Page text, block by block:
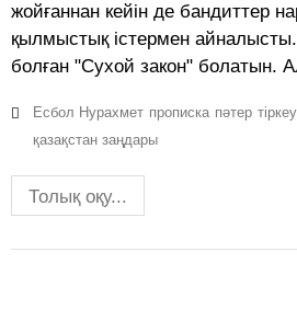
жойғаннан кейін де бандиттер
қылмыстық істермен
болған "Сухой закон" болатын.
Есбол Нурахмет прописка пәтер тіркеу
қазақстан заңдары
Толық оқу...